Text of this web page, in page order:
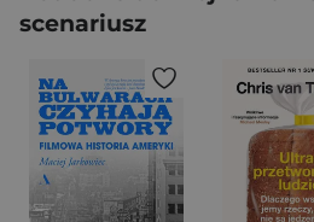
scenariusz